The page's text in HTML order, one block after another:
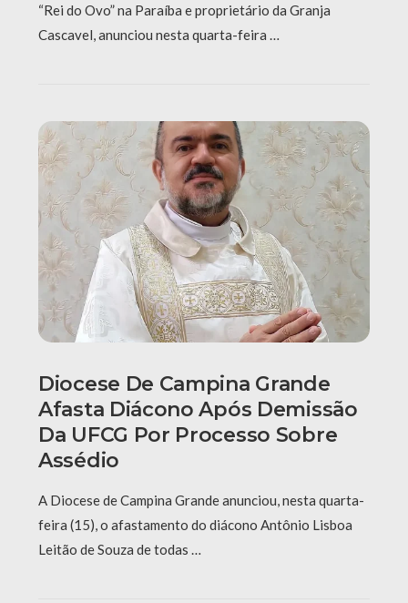
“Rei do Ovo” na Paraíba e proprietário da Granja
Cascavel, anunciou nesta quarta-feira …
Diocese De Campina Grande
Afasta Diácono Após Demissão
Da UFCG Por Processo Sobre
Assédio
A Diocese de Campina Grande anunciou, nesta quarta-
feira (15), o afastamento do diácono Antônio Lisboa
Leitão de Souza de todas …